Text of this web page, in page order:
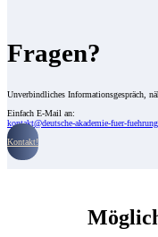
Fragen?
Unverbindliches Informationsgespräch,
Einfach E-Mail an:
kontakt@deutsche-akademie-fuer-
Kontakt!